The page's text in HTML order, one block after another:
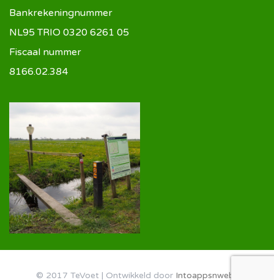
Bankrekeningnummer
NL95 TRIO 0320 6261 05
Fiscaal nummer
8166.02.384
© 2017 TeVoet | Ontwikkeld door Intoappsnwebs